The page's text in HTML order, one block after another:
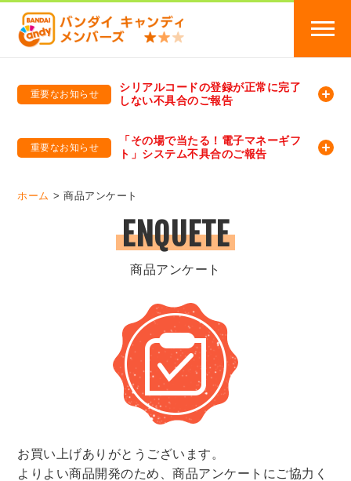
重要なお知らせ
シリアルコードの登録が正常に完了
しない不具合のご報告
重要なお知らせ
「その場で当たる！電子マネーギフ
ト」システム不具合のご報告
ホーム 商品アンケート
ENQUETE
商品アンケート
お買い上げありがとうございます。
よりよい商品開発のため、商品アンケートにご協力く